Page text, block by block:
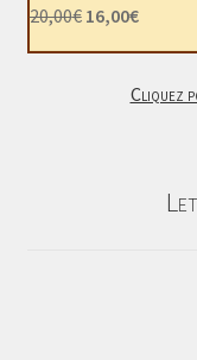
22,00€.
20,00€ Le
était :
16,00€Le
est :
Cliquez